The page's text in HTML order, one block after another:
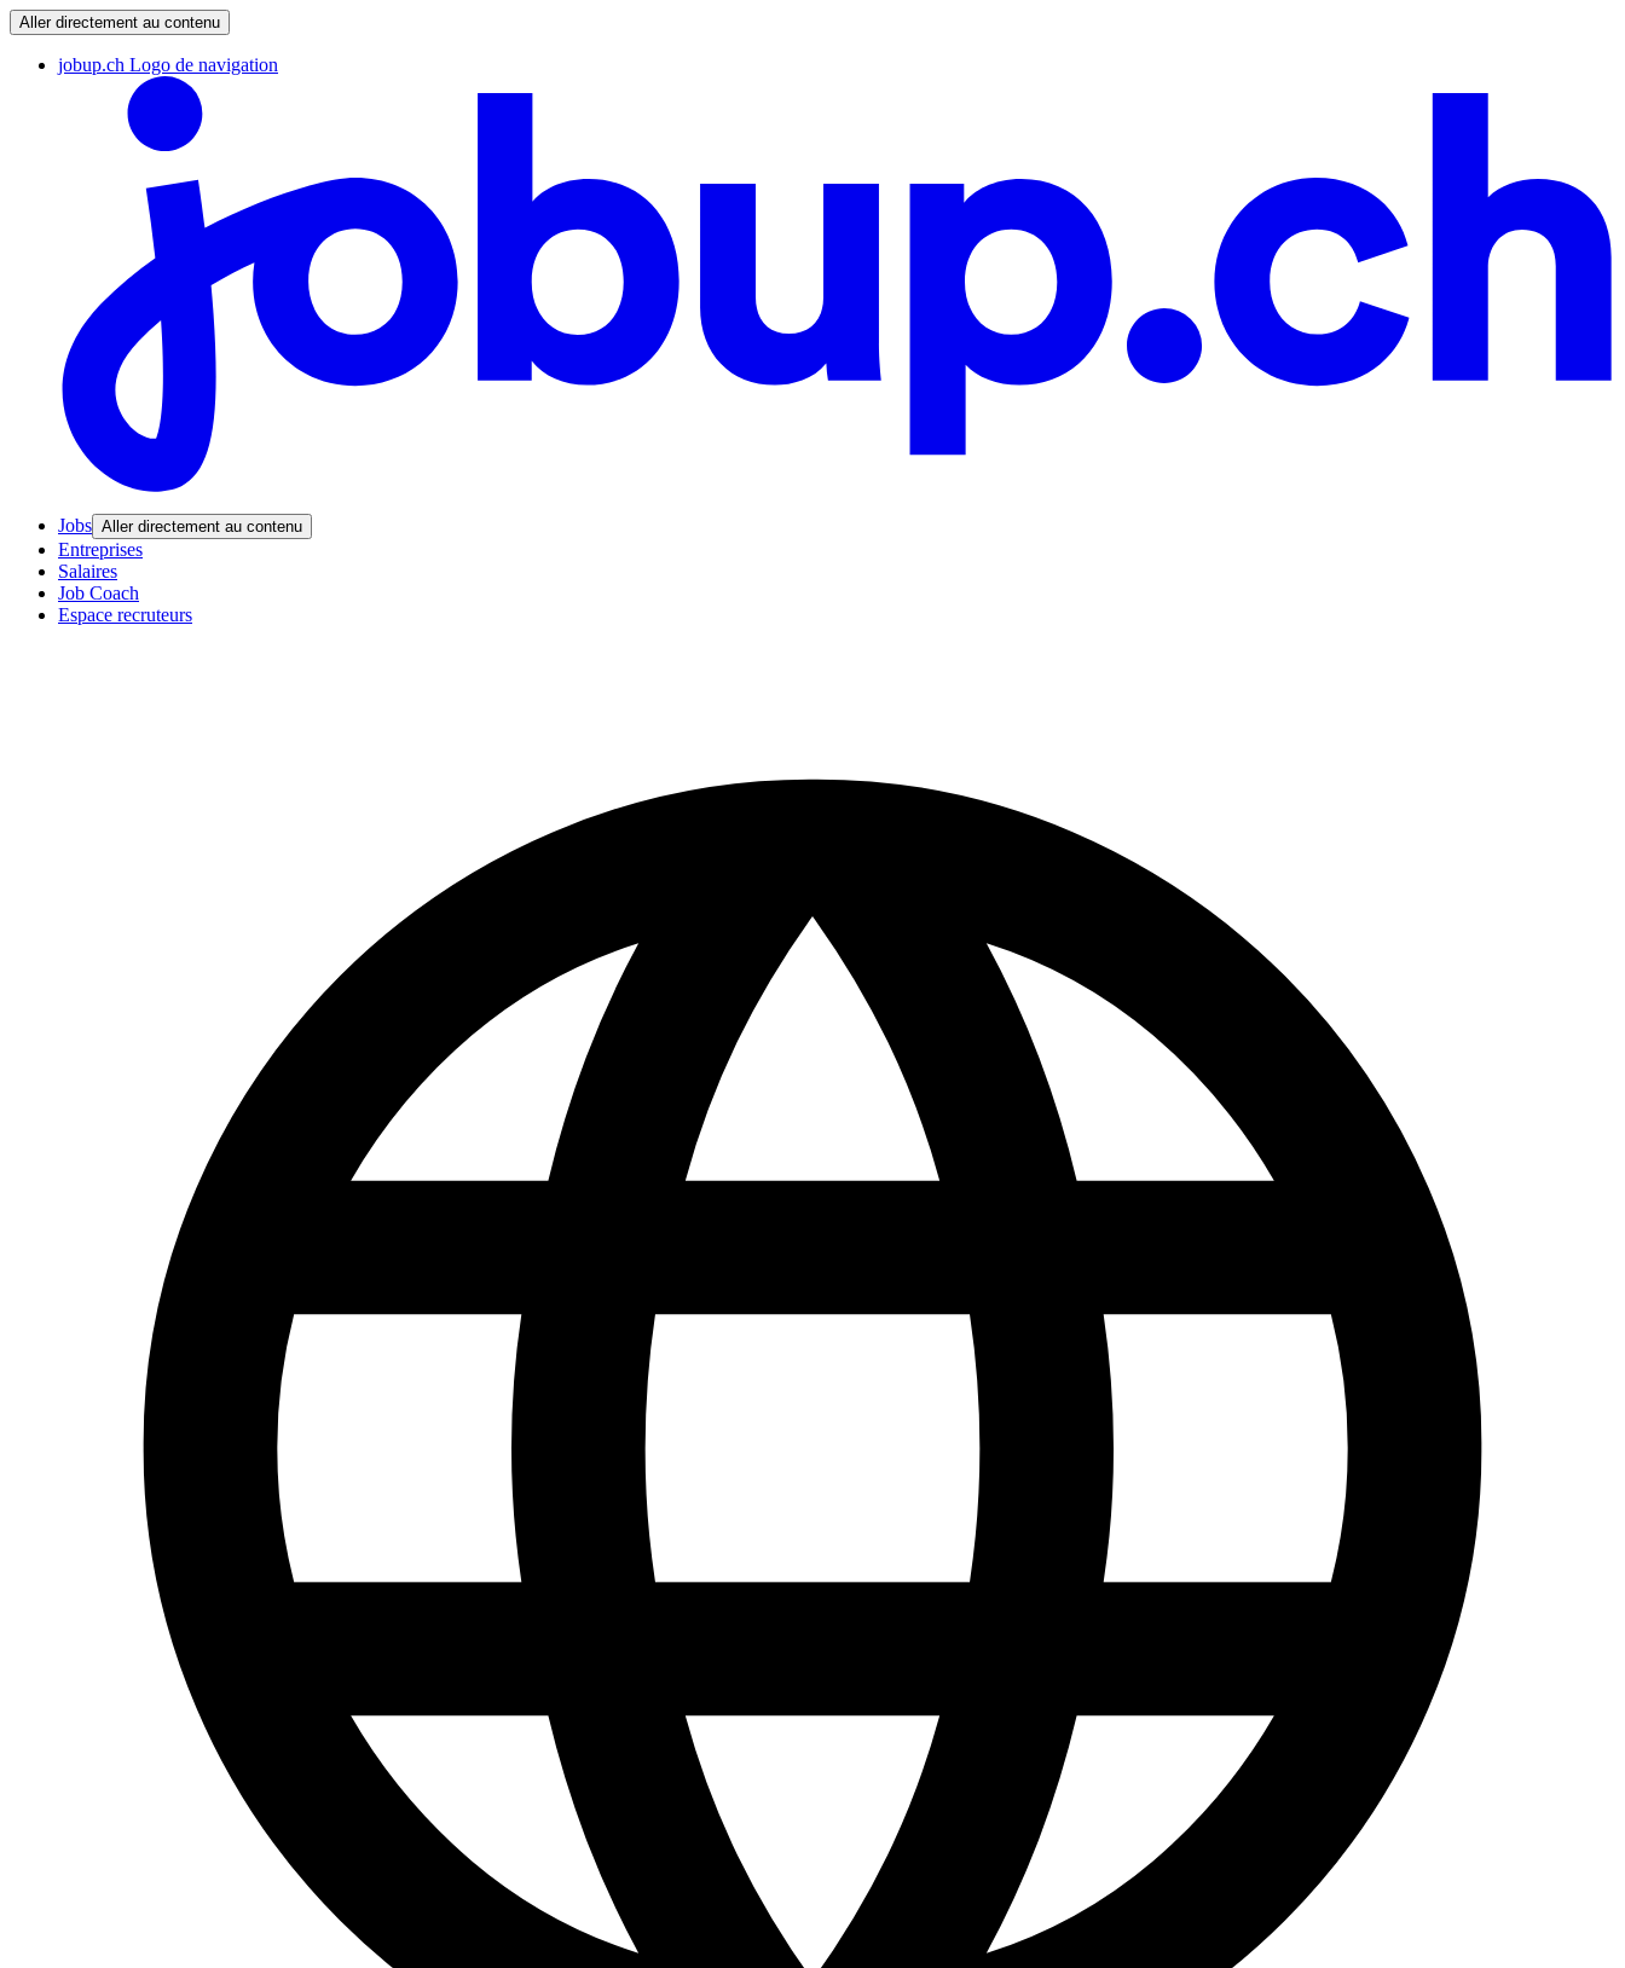
Aller directement au contenu
jobup.ch Logo de navigation
Jobs Aller directement au contenu
Entreprises
Salaires
Job Coach
Espace recruteurs